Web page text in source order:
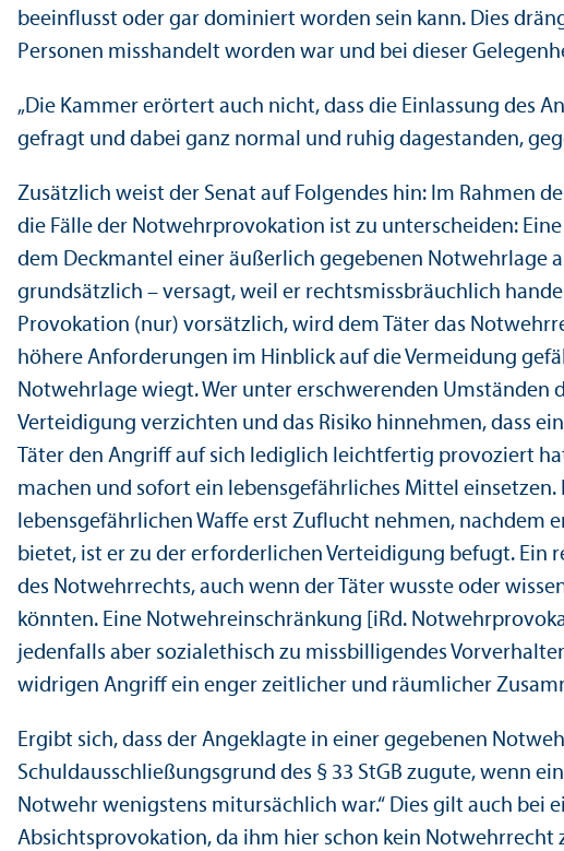
beeinflusst oder gar dominiert worden sein kann. Dies
Personen misshandelt worden war und bei dieser
„Die Kammer erörtert auch nicht, dass die Einlassung des
gefragt und dabei ganz normal und ruhig dagestanden,
Zusätzlich weist der Senat auf Folgendes hin: Im Rahmen
die Fälle der Notwehrprovokation ist zu unter­scheiden:
dem Deckmantel einer äußerlich gegebenen Notwehrlage
grundsätzlich – versagt, weil er rechts­missbräuchlich
Provokation (nur) vorsätzlich, wird dem Täter das
höhere Anforderungen im Hinblick auf die Vermeidung
Notwehrlage wiegt. Wer unter erschwerenden
Verteidigung verzichten und das Risiko hinnehmen, dass
Täter den Angriff auf sich lediglich leichtfertig provoziert
machen und sofort ein lebens­gefährliches Mittel
lebens­gefährlichen Waffe erst Zuflucht nehmen,
bietet, ist er zu der erforderlichen Verteidigung befugt. Ein
des Notwehrrechts, auch wenn der Täter wusste oder
könnten. Eine Notwehreinschränkung [iRd.
jedenfalls aber sozialethisch zu missbilligendes
widrigen Angriff ein enger zeitlicher und räumlicher
Ergibt sich, dass der Angeklagte in einer gegebenen
Schuldausschließungs­grund des § 33 StGB zugute, wenn
Notwehr wenigstens mitursächlich war.“ Dies gilt auch
Absichtsprovokation, da ihm hier schon kein